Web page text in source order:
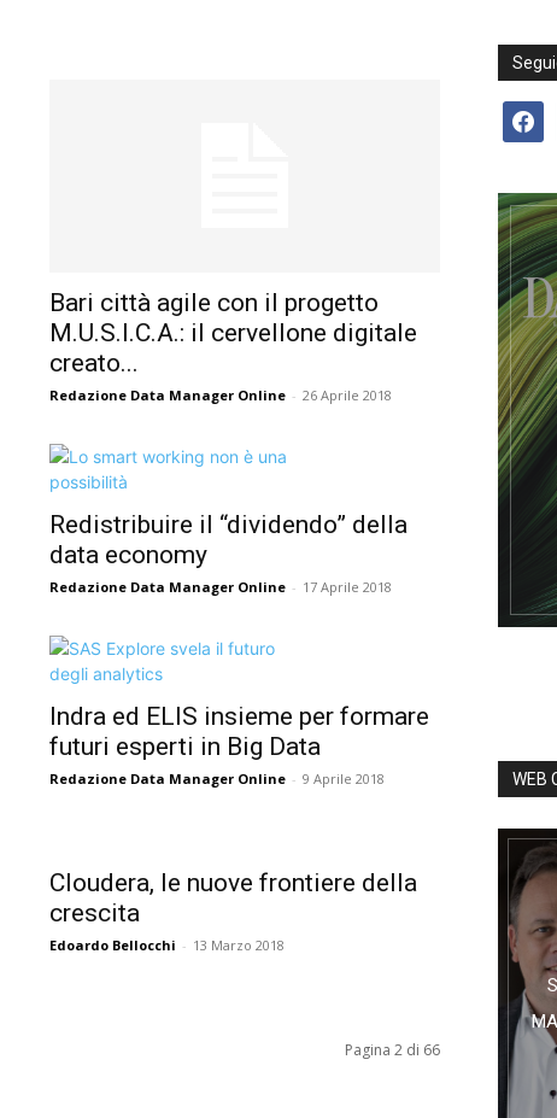
Bari città agile con il progetto
M.U.S.I.C.A.: il cervellone digitale
creato...
Redazione Data Manager Online - 26 Aprile 2018
Redistribuire il “dividendo” della
data economy
Redazione Data Manager Online - 17 Aprile 2018
Indra ed ELIS insieme per formare
futuri esperti in Big Data
Redazione Data Manager Online - 9 Aprile 2018
Cloudera, le nuove frontiere della
crescita
Edoardo Bellocchi - 13 Marzo 2018
Pagina 2 di 66
WEB